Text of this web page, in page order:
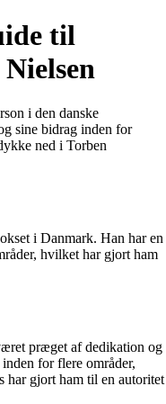
til
i den danske
sine bidrag inden for
ned i Torben
i Danmark. Han har en
hvilket har gjort ham
præget af dedikation og
for flere områder,
har gjort ham til en autoritet